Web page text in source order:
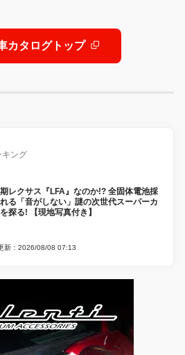
カタログトップ
キング
レクサス『LFA』なのか!? 全固体電池採
る「音がしない」謎の次世代スーパーカ
探る! 【現地写真付き】
新：2026/08/08 07:13